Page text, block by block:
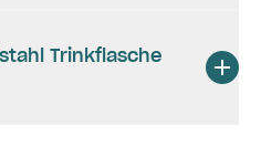
Trinkflasche